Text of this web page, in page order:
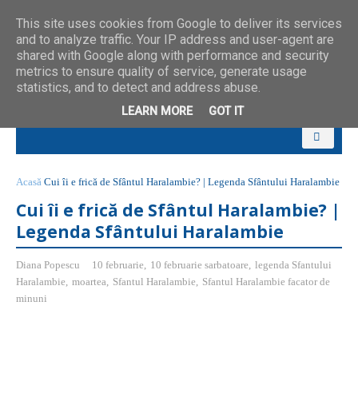
Acasă Cui îi e frică de Sfântul Haralambie? | Legenda Sfântului Haralambie
Cui îi e frică de Sfântul Haralambie? |
Legenda Sfântului Haralambie
Diana Popescu 10 februarie, 10 februarie sarbatoare, legenda Sfantului
Haralambie, moartea, Sfantul Haralambie, Sfantul Haralambie facator de
minuni
This site uses cookies from Google to deliver its services
and to analyze traffic. Your IP address and user-agent are
shared with Google along with performance and security
metrics to ensure quality of service, generate usage
statistics, and to detect and address abuse.
LEARN MORE GOT IT